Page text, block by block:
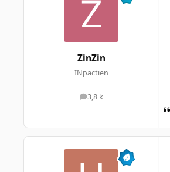
ZinZin
INpactien
3,8 k
messages